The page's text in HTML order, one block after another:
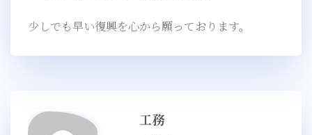
少しでも早い復興を心から願っております。
工務